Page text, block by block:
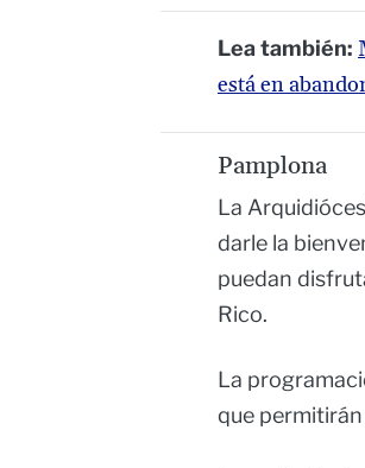
Lea también:
está en
Pamplona
La
darle la
puedan
Rico.
La
que